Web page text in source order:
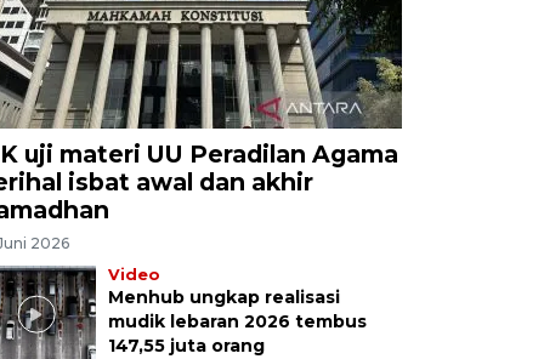
uji materi UU Peradilan Agama
isbat awal dan akhir
2026
Video
Menhub ungkap realisasi
mudik lebaran 2026 tembus
147,55 juta orang